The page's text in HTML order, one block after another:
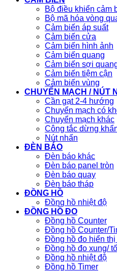
Bộ điều khiển cảm
Bộ mã hóa vòng
Cảm biến áp suất
Cảm biến cửa
Cảm biến hình ảnh
Cảm biến quang
Cảm biến sợi
Cảm biến tiệm cận
Cảm biến vùng
CHUYỂN MẠCH / NÚT
Cần gạt 2-4 hướng
Chuyển mạch có
Chuyển mạch khác
Công tắc dừng
Nút nhấn
ĐÈN BÁO
Đèn báo khác
Đèn báo panel tròn
Đèn báo quay
Đèn báo tháp
ĐỒNG HỒ
Đồng hồ nhiệt độ
ĐỒNG HỒ ĐO
Đồng hồ Counter
Đồng hồ Counter/
Đồng hồ đo hiển thị
Đồng hồ đo xung/
Đồng hồ nhiệt độ
Đồng hồ Timer